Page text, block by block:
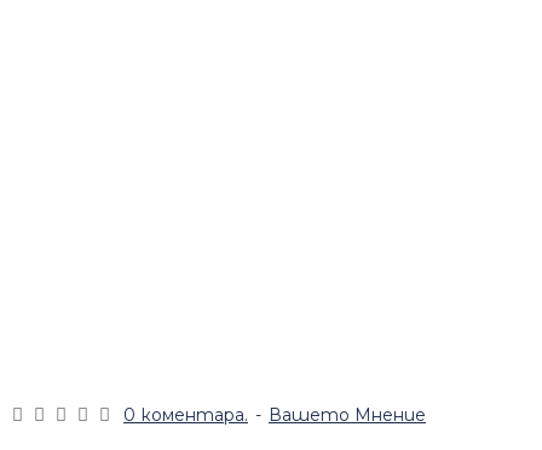
0 коментара. - Вашето Мнение